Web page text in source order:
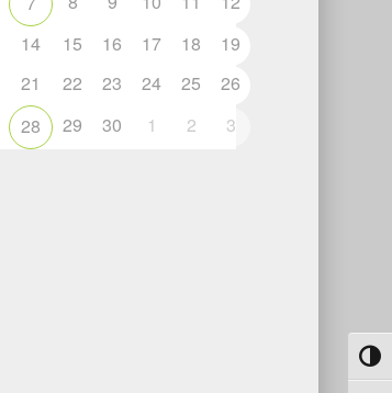
14 15 16 17 18
19
21 22 23 24 25
26
28 29 30 1 2 3